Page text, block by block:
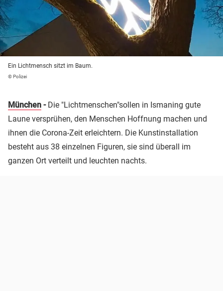
Ein Lichtmensch sitzt im Baum.
© Polizei
München -Die "Lichtmenschen"sollen in Ismaning gute
Laune versprühen, den Menschen Hoffnung machen und
ihnen die Corona-Zeit erleichtern. Die Kunstinstallation
besteht aus 38 einzelnen Figuren, sie sind überall im
ganzen Ort verteilt und leuchten nachts.